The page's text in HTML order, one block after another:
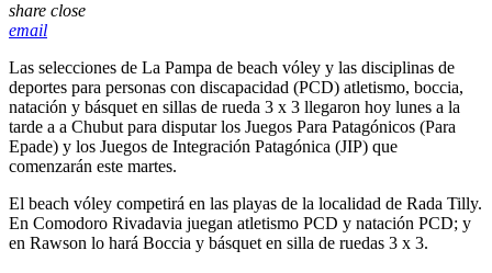
share close
email
Las selecciones de La Pampa de beach vóley y las disciplinas de
deportes para personas con discapacidad (PCD) atletismo, boccia,
natación y básquet en sillas de rueda 3 x 3 llegaron hoy lunes a la
tarde a a Chubut para disputar los Juegos Para Patagónicos (Para
Epade) y los Juegos de Integración Patagónica (JIP) que
comenzarán este martes.
El beach vóley competirá en las playas de la localidad de Rada Tilly.
En Comodoro Rivadavia juegan atletismo PCD y natación PCD; y
en Rawson lo hará Boccia y básquet en silla de ruedas 3 x 3.